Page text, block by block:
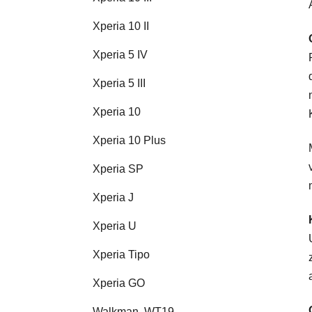
Xperia 10 II
Xperia 5 IV
Xperia 5 III
Xperia 10
Xperia 10 Plus
Xperia SP
Xperia J
Xperia U
Xperia Tipo
Xperia GO